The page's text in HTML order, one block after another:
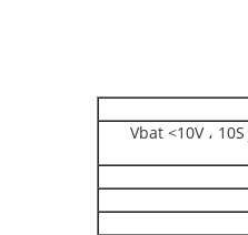
Vcell <2.5V ، أو Vbat <10V ، 10S